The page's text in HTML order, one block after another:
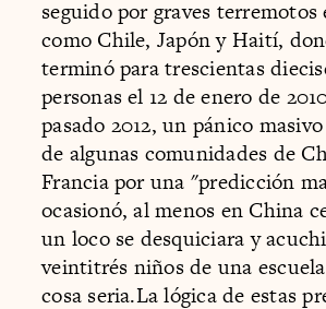
seguido por graves terremotos
como Chile, Japón y Haití,
terminó para trescientas
personas el 12 de enero de
pasado 2012, un pánico
de algunas comunidades de
Francia por una "predicción
ocasionó, al menos en China
un loco se desquiciara y
veintitrés niños de una
cosa seria.La lógica de estas